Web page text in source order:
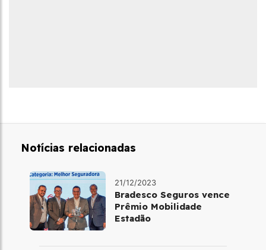
Notícias relacionadas
21/12/2023
Bradesco Seguros vence
Prêmio Mobilidade
Estadão